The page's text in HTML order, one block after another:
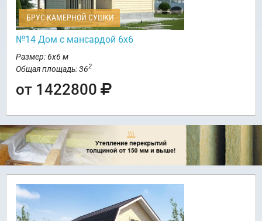
БРУС КАМЕРНОЙ СУШКИ
№14 Дом с мансардой 6х6
Размер: 6х6 м
Общая площадь: 362
от 1422800